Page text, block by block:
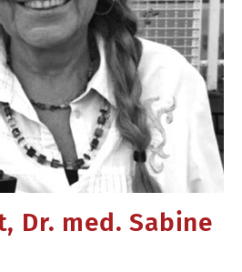
Dr. med. Sabine